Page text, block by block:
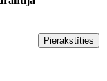
Pierakstīties